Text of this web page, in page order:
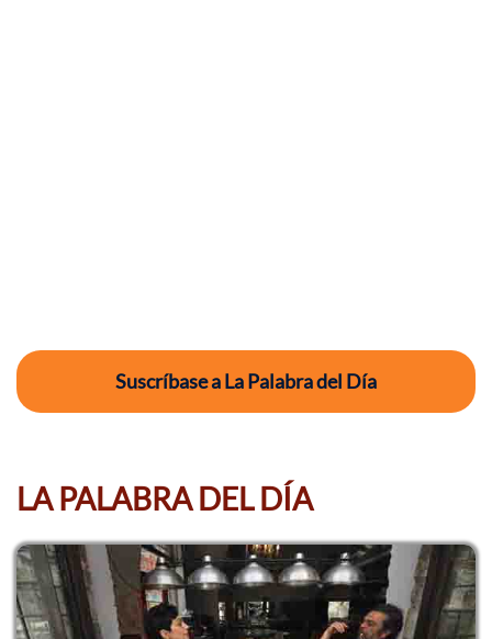
Suscríbase a La Palabra del Día
LA PALABRA DEL DÍA